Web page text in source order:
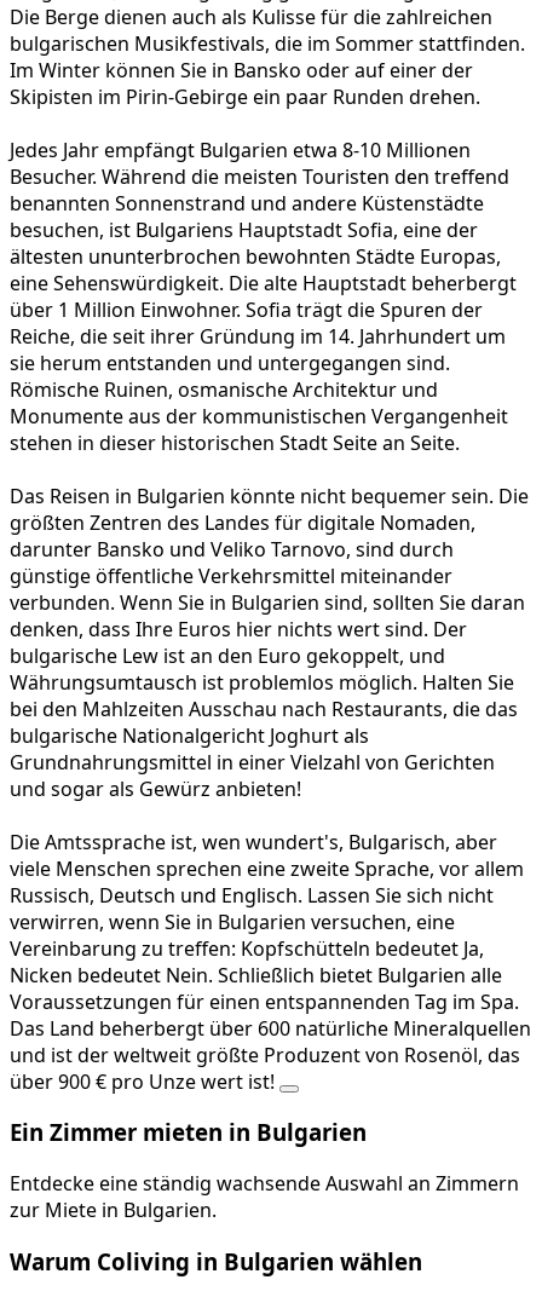
Die Berge dienen auch als Kulisse für die zahlreichen
bulgarischen Musikfestivals, die im Sommer stattfinden.
Im Winter können Sie in Bansko oder auf einer der
Skipisten im Pirin-Gebirge ein paar Runden drehen.
Jedes Jahr empfängt Bulgarien etwa 8-10 Millionen
Besucher. Während die meisten Touristen den treffend
benannten Sonnenstrand und andere Küstenstädte
besuchen, ist Bulgariens Hauptstadt Sofia, eine der
ältesten ununterbrochen bewohnten Städte Europas,
eine Sehenswürdigkeit. Die alte Hauptstadt beherbergt
über 1 Million Einwohner. Sofia trägt die Spuren der
Reiche, die seit ihrer Gründung im 14. Jahrhundert um
sie herum entstanden und untergegangen sind.
Römische Ruinen, osmanische Architektur und
Monumente aus der kommunistischen Vergangenheit
stehen in dieser historischen Stadt Seite an Seite.
Das Reisen in Bulgarien könnte nicht bequemer sein. Die
größten Zentren des Landes für digitale Nomaden,
darunter Bansko und Veliko Tarnovo, sind durch
günstige öffentliche Verkehrsmittel miteinander
verbunden. Wenn Sie in Bulgarien sind, sollten Sie daran
denken, dass Ihre Euros hier nichts wert sind. Der
bulgarische Lew ist an den Euro gekoppelt, und
Währungsumtausch ist problemlos möglich. Halten Sie
bei den Mahlzeiten Ausschau nach Restaurants, die das
bulgarische Nationalgericht Joghurt als
Grundnahrungsmittel in einer Vielzahl von Gerichten
und sogar als Gewürz anbieten!
Die Amtssprache ist, wen wundert's, Bulgarisch, aber
viele Menschen sprechen eine zweite Sprache, vor allem
Russisch, Deutsch und Englisch. Lassen Sie sich nicht
verwirren, wenn Sie in Bulgarien versuchen, eine
Vereinbarung zu treffen: Kopfschütteln bedeutet Ja,
Nicken bedeutet Nein. Schließlich bietet Bulgarien alle
Voraussetzungen für einen entspannenden Tag im Spa.
Das Land beherbergt über 600 natürliche Mineralquellen
und ist der weltweit größte Produzent von Rosenöl, das
über 900 € pro Unze wert ist!
Ein Zimmer mieten in Bulgarien
Entdecke eine ständig wachsende Auswahl an Zimmern
zur Miete in Bulgarien.
Warum Coliving in Bulgarien wählen